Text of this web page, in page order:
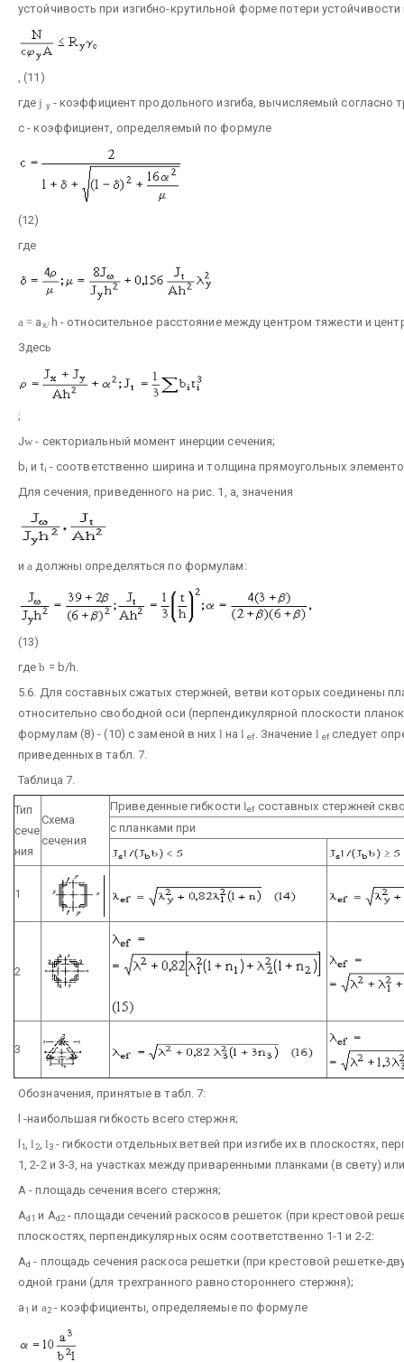
устойчивость при изгибно-крутильной форме потери
, (11)
гдеj y- коэффициент продольного изгиба, вычисляемый согласно
с - коэффициент, определяемый по формуле
(12)
где
a = ax/ h - относительное расстояние между центром тяжести и
Здесь
;
Jw - секториальный момент инерции сечения;
bi и ti - соответственно ширина и толщина прямоугольных
Для сечения, приведенного на рис. 1, а, значения
иa должны определяться по формулам:
(13)
гдеb = b/h.
5.6. Для составных сжатых стержней, ветви которых соединены
относительно свободной оси (перпендикулярной плоскости
формулам (8) - (10) с заменой в них l наl ef. Значение l efследует
приведенных в табл. 7.
Таблица 7.
Тип
сече
ния
Схема
сечения
Приведенные гибкостиlefсоставных стержней
с планками при
1
2
3
Обозначения, принятые в табл. 7:
l -наибольшая гибкость всего стержня;
l1 ,l2, l3 - гибкости отдельных ветвей при изгибе их в плоскостях,
1, 2-2 и 3-3, на участках между приваренными планками (в свету)
А - площадь сечения всего стержня;
Ad1 и Ad2- площади сечений раскосов решеток (при крестовой
плоскостях, перпендикулярных осям соответственно 1-1 и 2-2:
Аd - площадь сечения раскоса решетки (при крестовой решетке-
одной грани (для трехгранного равностороннего стержня);
a1 и a2- коэффициенты, определяемые по формуле